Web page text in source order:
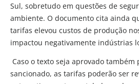
Sul, sobretudo em questões de
ambiente. O documento cita ainda
tarifas elevou custos de produção
impactou negativamente indústrias
Caso o texto seja aprovado também
sancionado, as tarifas poderão ser